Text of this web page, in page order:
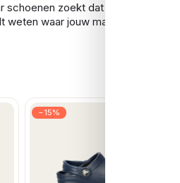
schoenen zoekt dat een kind zelf
weten waar jouw maat het
−15%